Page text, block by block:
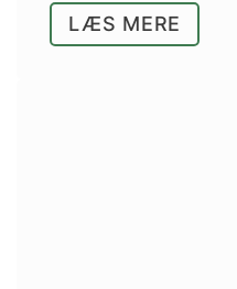
LÆS MERE